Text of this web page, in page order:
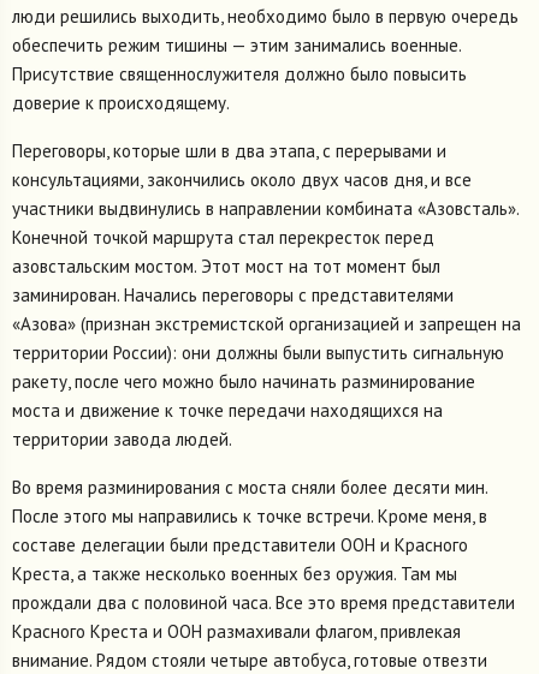
люди решились выходить, необходимо было в первую очередь
обеспечить режим тишины — этим занимались военные.
Присутствие священнослужителя должно было повысить
доверие к происходящему.
Переговоры, которые шли в два этапа, с перерывами и
консультациями, закончились около двух часов дня, и все
участники выдвинулись в направлении комбината «Азовсталь».
Конечной точкой маршрута стал перекресток перед
азовстальским мостом. Этот мост на тот момент был
заминирован. Начались переговоры с представителями
«Азова» (признан экстремистской организацией и запрещен на
территории России): они должны были выпустить сигнальную
ракету, после чего можно было начинать разминирование
моста и движение к точке передачи находящихся на
территории завода людей.
Во время разминирования с моста сняли более десяти мин.
После этого мы направились к точке встречи. Кроме меня, в
составе делегации были представители ООН и Красного
Креста, а также несколько военных без оружия. Там мы
прождали два с половиной часа. Все это время представители
Красного Креста и ООН размахивали флагом, привлекая
внимание. Рядом стояли четыре автобуса, готовые отвезти